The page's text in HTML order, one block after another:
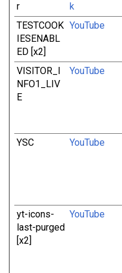
r
k
TESTCOOK
IESENABL
ED [x2]
YouTube
VISITOR_I
NFO1_LIV
E
YouTube
YSC YouTube
yt-icons-
last-purged
[x2]
YouTube